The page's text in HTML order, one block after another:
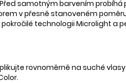
samotným barvením probíhá
v přesně stanoveném
technologii Microlight a
rovnoměrně na suché